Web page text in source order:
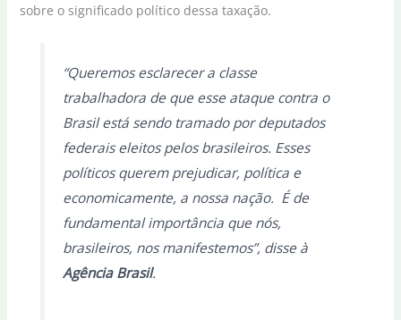
sobre o significado político dessa taxação.
“Queremos esclarecer a classe
trabalhadora de que esse ataque contra o
Brasil está sendo tramado por deputados
federais eleitos pelos brasileiros. Esses
políticos querem prejudicar, política e
economicamente, a nossa nação. É de
fundamental importância que nós,
brasileiros, nos manifestemos”, disse à
Agência Brasil.